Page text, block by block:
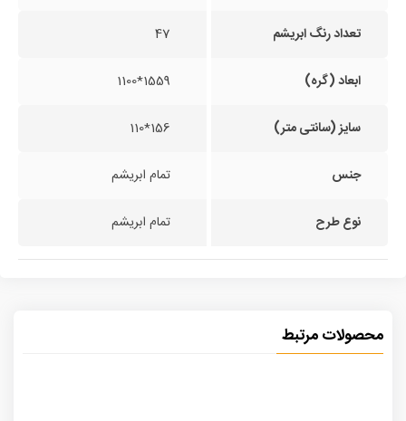
تعداد رنگ ابریشم 47
ابعاد (گره) 1559*1100
سایز (سانتی متر) 156*110
جنس تمام ابریشم
نوع طرح تمام ابریشم
محصولات مرتبط